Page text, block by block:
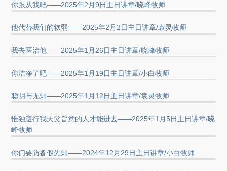
你跟从我吧——2025年2月9日主日讲章/晓峰牧师
他代替我们的软弱——2025年2月2日主日讲章/袁灵牧师
我去医治他——2025年1月26日主日讲章/晓峰牧师
你洁净了吧——2025年1月19日主日讲章/小白牧师
聪明与无知——2025年1月12日主日讲章/袁灵牧师
惟独遵行我天父旨意的人才能进去——2025年1月5日主日讲章/晓
峰牧师
你们要防备假先知——2024年12月29日主日讲章/小白牧师